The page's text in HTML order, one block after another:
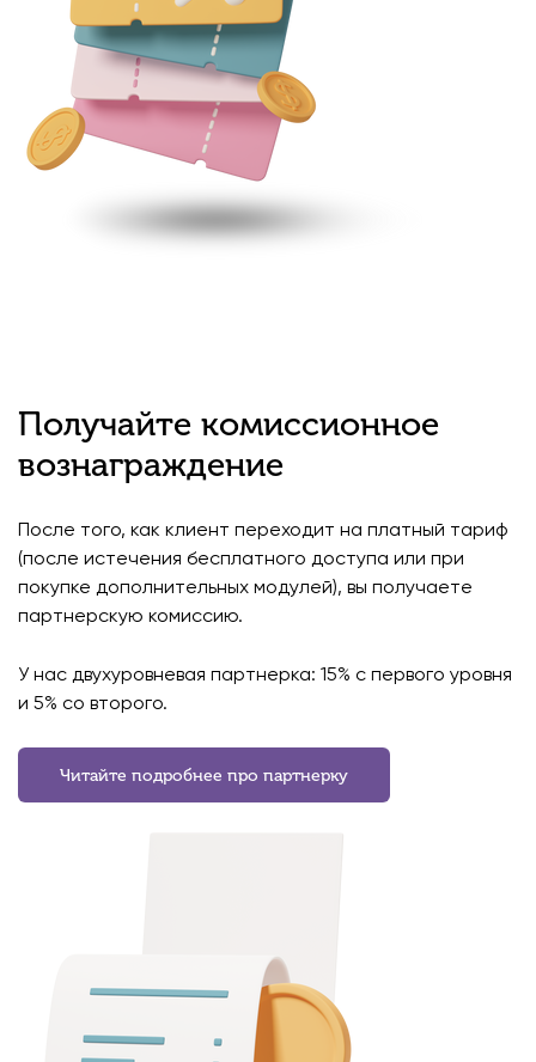
Получайте комиссионное
вознаграждение
После того, как клиент переходит на платный тариф
(после истечения бесплатного доступа или при
покупке дополнительных модулей), вы получаете
партнерскую комиссию.
У нас двухуровневая партнерка: 15% с первого уровня
и 5% со второго.
Читайте подробнее про партнерку